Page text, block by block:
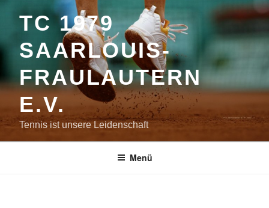
InhaltTC 1979
SAARLOUIS-
FRAULAUTERN
E.V.
Tennis ist unsere Leidenschaft
Menü